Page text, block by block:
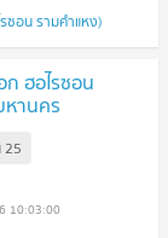
ซอน รามคำแหง)
ฮอไรซอน
หานคร
25
10:03:00